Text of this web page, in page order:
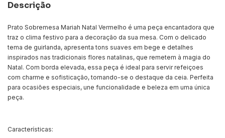
Descrição
Prato Sobremesa Mariah Natal Vermelho é uma peça encantadora que
traz o clima festivo para a decoração da sua mesa. Com o delicado
tema de guirlanda, apresenta tons suaves em bege e detalhes
inspirados nas tradicionais flores natalinas, que remetem à magia do
Natal. Com borda elevada, essa peça é ideal para servir refeiçoes
com charme e sofisticação, tornando-se o destaque da ceia. Perfeita
para ocasiões especiais, une funcionalidade e beleza em uma única
peça.
Características: